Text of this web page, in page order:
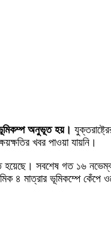
ভূমিকম্প অনুভূত হয়।
খবর পাওয়া যায়নি।
হয়েছে। সবশেষ গত ১৬
৪ মাত্রার ভূমিকম্পে